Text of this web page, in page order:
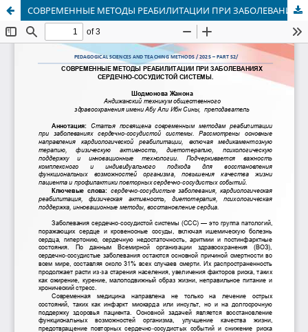
СОВРЕМЕННЫЕ МЕТОДЫ РЕАБИЛИТАЦИИ ПРИ ЗАБОЛЕВАНИЯХ СЕРДЕЧНО-СОСУДИСТОЙ СИСТЕМЫ.